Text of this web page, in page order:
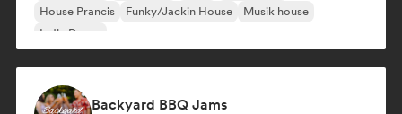
House Prancis
Funky/Jackin House
Musik house
Indie Dance
Backyard BBQ Jams